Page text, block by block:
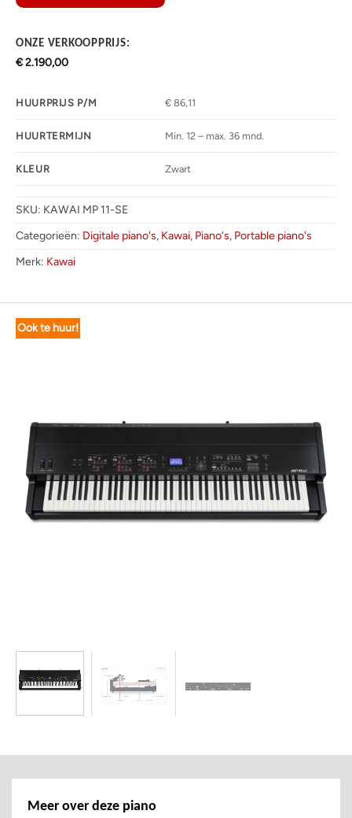
ONZE VERKOOPPRIJS:
€2.190,00
HUURPRIJS P/M € 86,11
HUURTERMIJN Min. 12 – max. 36 mnd.
KLEUR Zwart
SKU: KAWAI MP 11-SE
Categorieën: Digitale piano's, Kawai, Piano's, Portable piano's
Merk: Kawai
Ook te huur!
Meer over deze piano